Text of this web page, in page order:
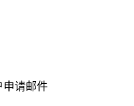
申请邮件